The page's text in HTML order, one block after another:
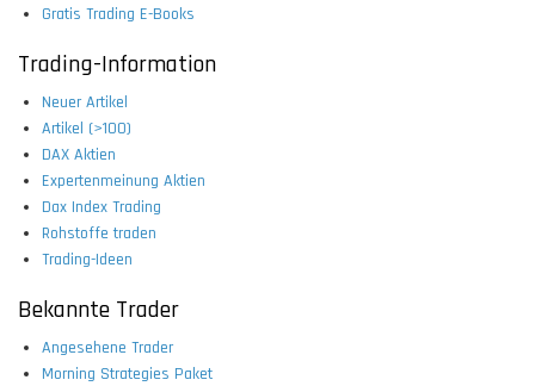
Gratis Trading E-Books
Trading-Information
Neuer Artikel
Artikel (>100)
DAX Aktien
Expertenmeinung Aktien
Dax Index Trading
Rohstoffe traden
Trading-Ideen
Bekannte Trader
Angesehene Trader
Morning Strategies Paket